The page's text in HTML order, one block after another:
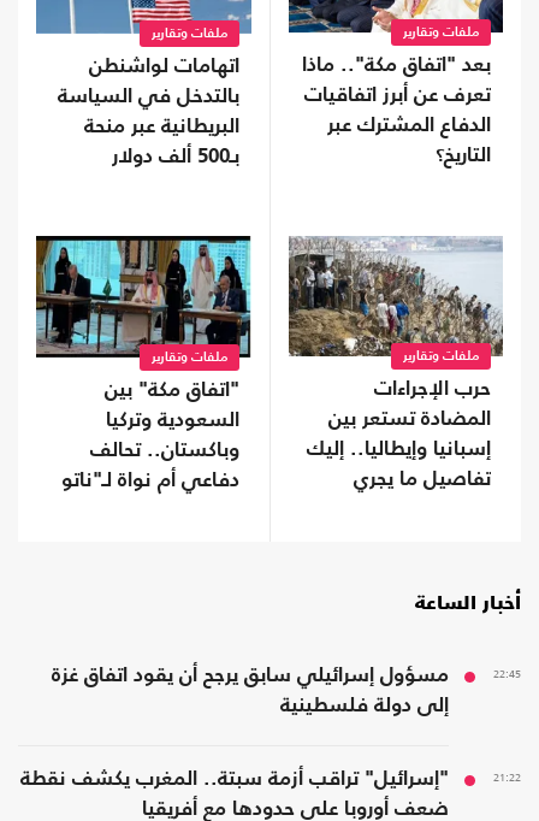
ملفات وتقارير
بعد "اتفاق مكة".. ماذا
تعرف عن أبرز اتفاقيات
الدفاع المشترك عبر
التاريخ؟
ملفات وتقارير
اتهامات لواشنطن
بالتدخل في السياسة
البريطانية عبر منحة
بـ500 ألف دولار
ملفات وتقارير
حرب الإجراءات
المضادة تستعر بين
إسبانيا وإيطاليا.. إليك
تفاصيل ما يجري
ملفات وتقارير
"اتفاق مكة" بين
السعودية وتركيا
وباكستان.. تحالف
دفاعي أم نواة لـ"ناتو
أخبار الساعة
22:45
مسؤول إسرائيلي سابق يرجح أن يقود اتفاق غزة
إلى دولة فلسطينية
21:22
"إسرائيل" تراقب أزمة سبتة.. المغرب يكشف نقطة
ضعف أوروبا على حدودها مع أفريقيا